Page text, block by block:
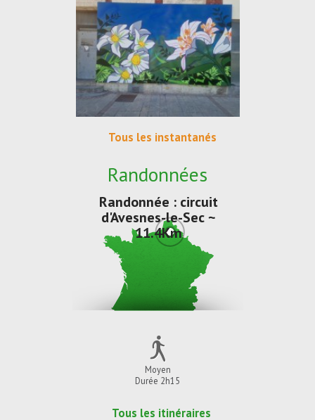
Tous les instantanés
Randonnées
Randonnée : circuit
d'Avesnes-le-Sec ~
11.4Km
Moyen
Durée 2h15
Tous les itinéraires